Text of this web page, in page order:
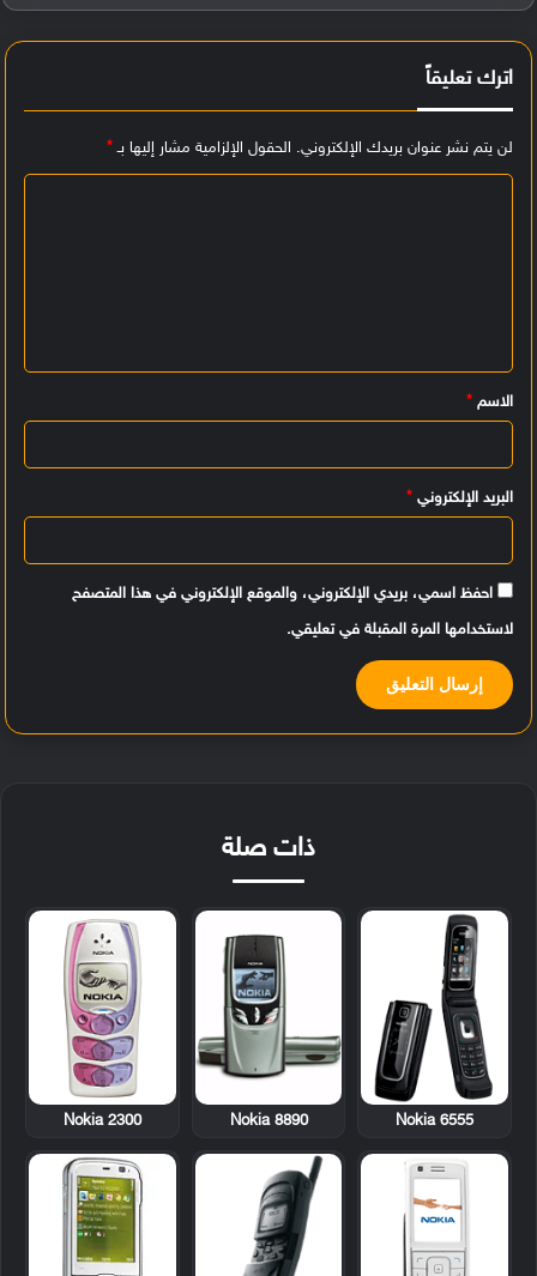
اترك تعليقاً
لن يتم نشر عنوان بريدك الإلكتروني. الحقول الإلزامية مشار إليها بـ*
ي
ق
الاسم *
البريد الإلكتروني *
احفظ اسمي، بريدي الإلكتروني، والموقع الإلكتروني في هذا المتصفح
لاستخدامها المرة المقبلة في تعليقي.
ذات صلة
Nokia 6555
Nokia 8890
Nokia 2300